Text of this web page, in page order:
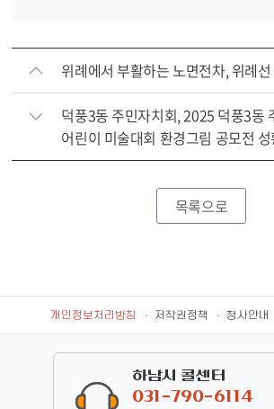
위례에서 부활하는 노면전차, 위례선
덕풍3동 주민자치회, 2025 덕풍3동
어린이 미술대회 환경그림 공모전
목록으로
개인정보처리방침 저작권정책 청사안내
하남시 콜센터
031-790-6114